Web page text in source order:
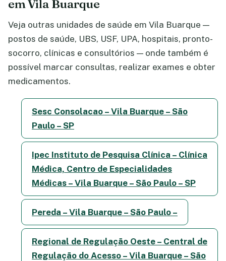
em Vila Buarque
Veja outras unidades de saúde em Vila Buarque —
postos de saúde, UBS, USF, UPA, hospitais, pronto-
socorro, clínicas e consultórios — onde também é
possível marcar consultas, realizar exames e obter
medicamentos.
Sesc Consolacao – Vila Buarque – São
Paulo – SP
Ipec Instituto de Pesquisa Clínica – Clínica
Médica, Centro de Especialidades
Médicas – Vila Buarque – São Paulo – SP
Pereda – Vila Buarque – São Paulo –
Regional de Regulação Oeste – Central de
Regulação do Acesso – Vila Buarque – São